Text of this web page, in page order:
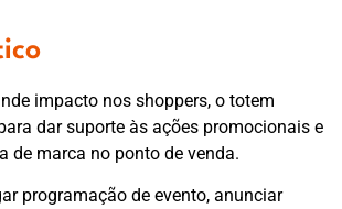
impacto nos shoppers, o totem
dar suporte às ações promocionais e
de marca no ponto de venda.
programação de evento, anunciar